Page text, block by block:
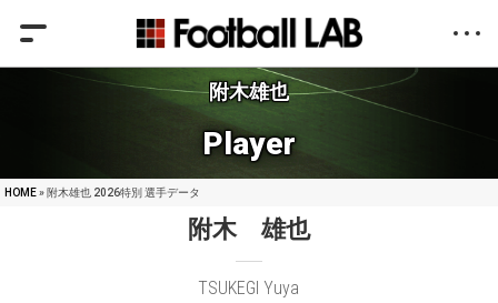
附木雄也
Player
HOME» 附木雄也 2026特別 選手データ
附木 雄也
TSUKEGI Yuya